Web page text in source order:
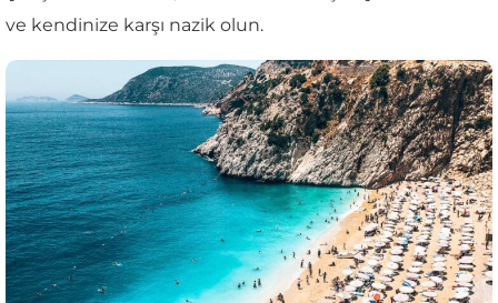
ve kendinize karşı nazik olun.